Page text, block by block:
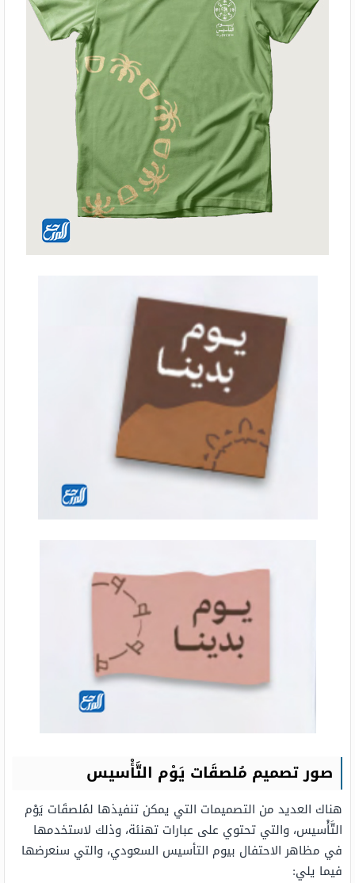
صور تصميم مُلصقَات يَوْم التَّأْسيس
هناك العديد من التصميمات التي يمكن تنفيذها لمُلصقَات يَوْم
التَّأْسيس، والتي تحتوي على عبارات تهنئة، وذلك لاستخدمها
في مظاهر الاحتفال بيوم التأسيس السعودي، والتي سنعرضها
فيما يلي: